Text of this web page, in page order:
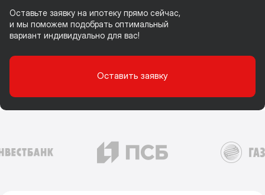
Оставьте заявку на ипотеку прямо сейчас,
и мы поможем подобрать оптимальный
вариант индивидуально для вас!
Оставить заявку